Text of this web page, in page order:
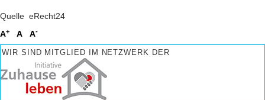
Quelle ­ eRecht24
A+ A A-
WIR SIND MITGLIED IM NETZWERK DER